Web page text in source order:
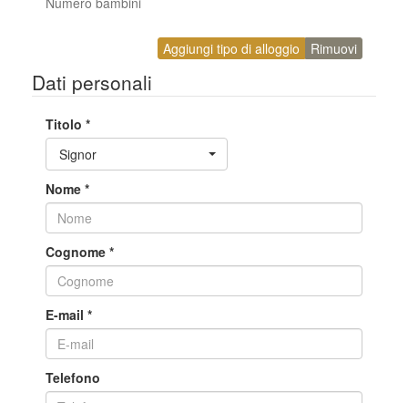
Aggiungi tipo di alloggio Rimuovi
Dati personali
Titolo *
SignorToggle Dropdown
Nome *
Cognome *
E-mail *
Telefono